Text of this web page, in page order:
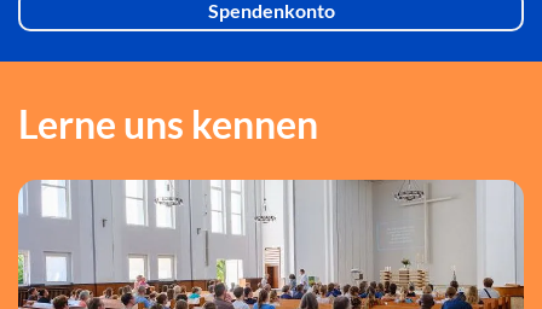
Spendenkonto
Lerne uns kennen